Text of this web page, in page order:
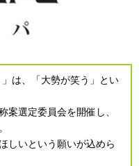
は、「大勢が笑う」とい
案選定委員会を開催し、
しいという願いが込めら